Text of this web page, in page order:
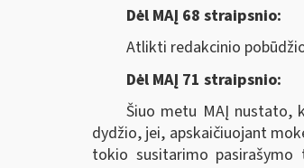
Dėl MAĮ 68 straipsnio:
Atlikti redakcinio
Dėl MAĮ 71 straipsnio:
Šiuo metu MAĮ nustato,
dydžio, jei, apskaičiuojant
tokio susitarimo